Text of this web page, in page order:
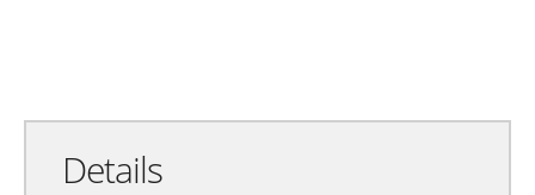
Details